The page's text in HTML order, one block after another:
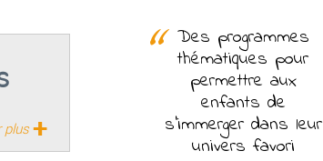
Des programmes
thématiques pour
permettre aux
enfants de
s’immerger dans leur
univers favori
plus+